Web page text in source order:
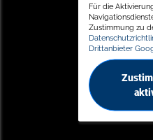
Für die
Zustimmung zu
Drittanbieter